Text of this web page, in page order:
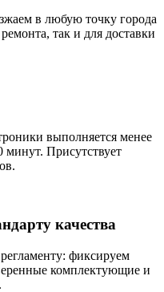
в любую точку города
так и для доставки
менее
качества
фиксируем
комплектующие и